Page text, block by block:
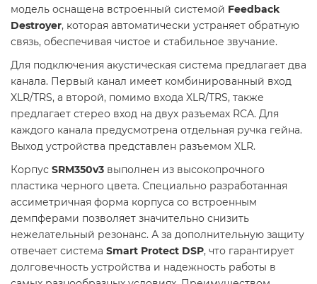
модель оснащена встроенный системой Feedback
Destroyer, которая автоматически устраняет обратную
связь, обеспечивая чистое и стабильное звучание.
Для подключения акустическая система предлагает два
канала. Первый канал имеет комбинированный вход
XLR/TRS, а второй, помимо входа XLR/TRS, также
предлагает стерео вход на двух разъемах RCA. Для
каждого канала предусмотрена отдельная ручка гейна.
Выход устройства представлен разъемом XLR.
Корпус SRM350v3 выполнен из высокопрочного
пластика черного цвета. Специально разработанная
ассиметричная форма корпуса со встроенным
демпферами позволяет значительно снизить
нежелательный резонанс. А за дополнительную защиту
отвечает система Smart Protect DSP, что гарантирует
долговечность устройства и надежность работы в